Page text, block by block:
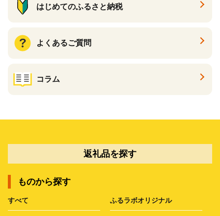
はじめてのふるさと納税
よくあるご質問
コラム
返礼品を探す
ものから探す
すべて ふるラボオリジナル